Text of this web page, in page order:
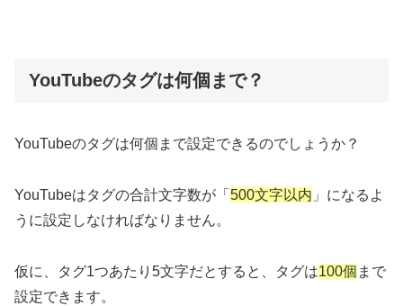
YouTubeのタグは何個まで？
YouTubeのタグは何個まで設定できるのでしょうか？
YouTubeはタグの合計文字数が「 500文字以内 」になるよ
うに設定しなければなりません。
仮に、タグ1つあたり5文字だとすると、タグは100個 まで
設定できます。